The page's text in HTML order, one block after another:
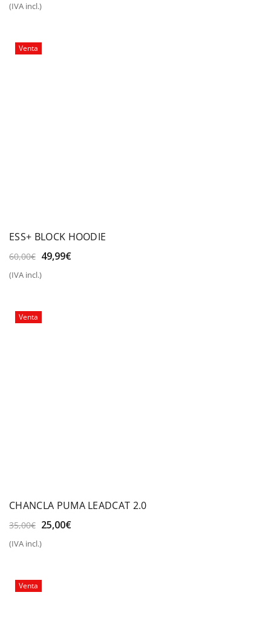
original
(IVA incl.)
Venta
ESS+ BLOCK HOODIE
60,00€ El
original
49,99€El
(IVA incl.)
Venta
CHANCLA PUMA LEADCAT 2.0
35,00€ El
original
25,00€El
(IVA incl.)
Venta